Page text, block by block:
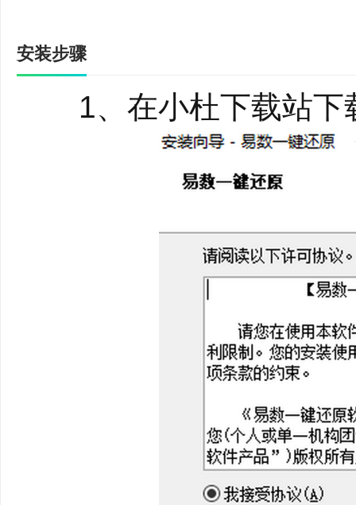
行备份和还原。
支持UEFI和安全启
支持EFI架构的操作
既支持传统的MBR分
基于DiskGenius内
易数科技自主研发的
功能强大，安全稳定，
全中文向导式界面
易数一键还原使用了
几下鼠标，即可轻松地
者也能玩转电脑系统
安装步骤
1、在小杜下载站下